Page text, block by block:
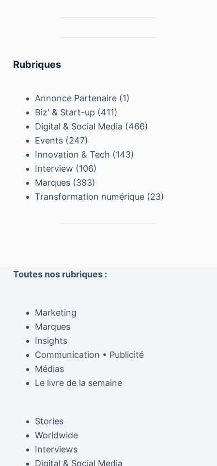
Rubriques
Annonce Partenaire(1)
Biz' & Start-up (411)
Digital & Social Media (466)
Events(247)
Innovation & Tech (143)
Interview (106)
Marques(383)
Transformation numérique(23)
Toutes nos rubriques :
Marketing
Marques
Insights
Communication • Publicité
Médias
Le livre de la semaine
Stories
Worldwide
Interviews
Digital & Social Media